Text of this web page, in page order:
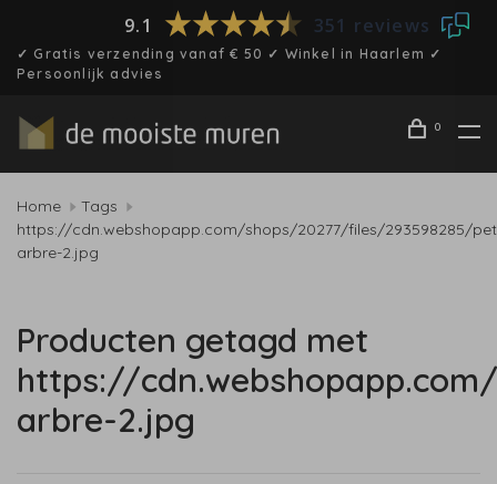
9.1 351 reviews
✓ Gratis verzending vanaf € 50 ✓ Winkel in Haarlem ✓
Persoonlijk advies
0
Home
Tags
https://cdn.webshopapp.com/shops/20277/files/293598285/
arbre-2.jpg
Producten getagd met
https://
arbre-2.jpg